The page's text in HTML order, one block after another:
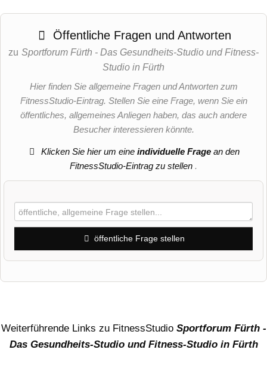
Öffentliche Fragen und Antworten
zu Sportforum Fürth - Das Gesundheits-Studio und Fitness-
Studio in Fürth
Hier finden Sie allgemeine Fragen und Antworten zum
FitnessStudio-Eintrag. Stellen Sie eine Frage, wenn Sie ein
öffentliches, allgemeines Anliegen haben, das auch andere
Besucher interessieren könnte.
Klicken Sie hier um eineindividuelle Frage an den
FitnessStudio-Eintrag zu stellen .
öffentliche Frage stellen
Weiterführende Links zu FitnessStudio Sportforum Fürth -
Das Gesundheits-Studio und Fitness-Studio in Fürth